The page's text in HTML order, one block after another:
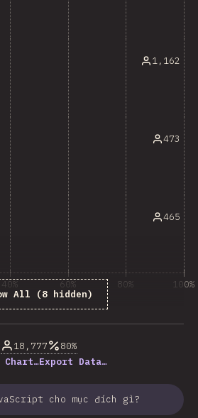
1,162
473
465
All (8 hidden)
40% 60% 80% 100%
18,777
80%
Chart…Export Data…
cho mục đích gì?